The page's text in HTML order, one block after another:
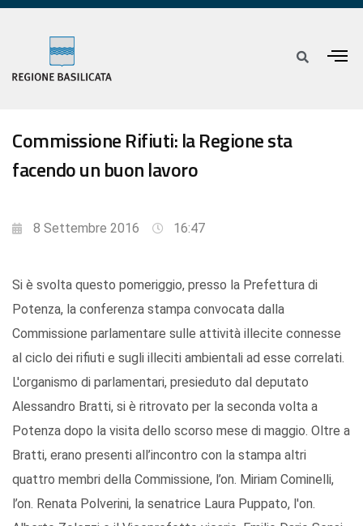
Commissione Rifiuti: la Regione sta
facendo un buon lavoro
8 Settembre 2016 16:47
Si è svolta questo pomeriggio, presso la Prefettura di
Potenza, la conferenza stampa convocata dalla
Commissione parlamentare sulle attività illecite connesse
al ciclo dei rifiuti e sugli illeciti ambientali ad esse correlati.
L'organismo di parlamentari, presieduto dal deputato
Alessandro Bratti, si è ritrovato per la seconda volta a
Potenza dopo la visita dello scorso mese di maggio. Oltre a
Bratti, erano presenti all’incontro con la stampa altri
quattro membri della Commissione, l’on. Miriam Cominelli,
l’on. Renata Polverini, la senatrice Laura Puppato, l'on.